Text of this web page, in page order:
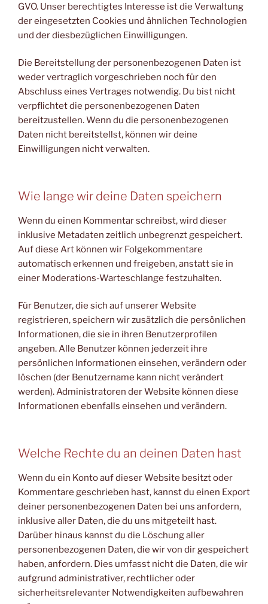
GVO. Unser berechtigtes Interesse ist die Verwaltung
der eingesetzten Cookies und ähnlichen Technologien
und der diesbezüglichen Einwilligungen.
Die Bereitstellung der personenbezogenen Daten ist
weder vertraglich vorgeschrieben noch für den
Abschluss eines Vertrages notwendig. Du bist nicht
verpflichtet die personenbezogenen Daten
bereitzustellen. Wenn du die personenbezogenen
Daten nicht bereitstellst, können wir deine
Einwilligungen nicht verwalten.
Wie lange wir deine Daten speichern
Wenn du einen Kommentar schreibst, wird dieser
inklusive Metadaten zeitlich unbegrenzt gespeichert.
Auf diese Art können wir Folgekommentare
automatisch erkennen und freigeben, anstatt sie in
einer Moderations-Warteschlange festzuhalten.
Für Benutzer, die sich auf unserer Website
registrieren, speichern wir zusätzlich die persönlichen
Informationen, die sie in ihren Benutzerprofilen
angeben. Alle Benutzer können jederzeit ihre
persönlichen Informationen einsehen, verändern oder
löschen (der Benutzername kann nicht verändert
werden). Administratoren der Website können diese
Informationen ebenfalls einsehen und verändern.
Welche Rechte du an deinen Daten hast
Wenn du ein Konto auf dieser Website besitzt oder
Kommentare geschrieben hast, kannst du einen Export
deiner personenbezogenen Daten bei uns anfordern,
inklusive aller Daten, die du uns mitgeteilt hast.
Darüber hinaus kannst du die Löschung aller
personenbezogenen Daten, die wir von dir gespeichert
haben, anfordern. Dies umfasst nicht die Daten, die wir
aufgrund administrativer, rechtlicher oder
sicherheitsrelevanter Notwendigkeiten aufbewahren